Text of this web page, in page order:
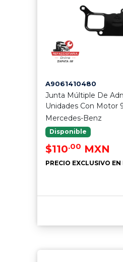
A9061410480
Junta Múltiple De
Unidades Con Motor
Mercedes-Benz
Disponible
$110.00 MXN
PRECIO EXCLUSIVO EN